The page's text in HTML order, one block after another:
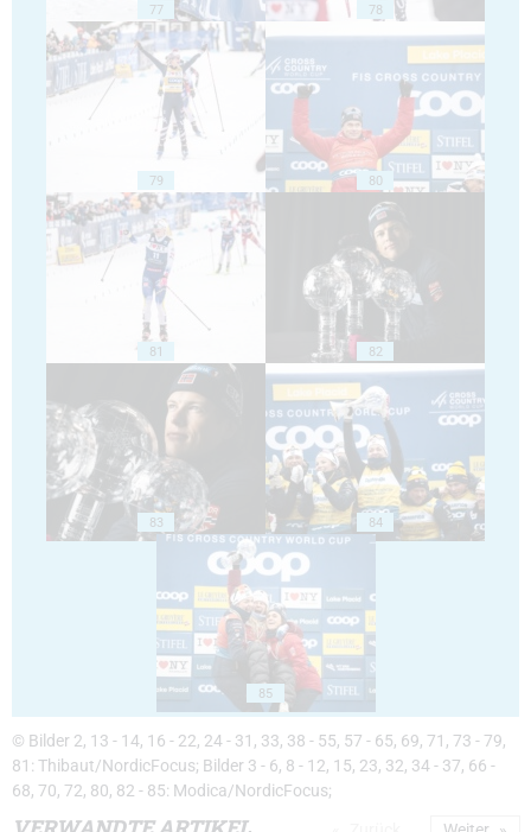
77 78
79 80
81 82
83 84
85
© Bilder 2, 13 - 14, 16 - 22, 24 - 31, 33, 38 - 55, 57 - 65, 69, 71, 73 - 79,
81: Thibaut/NordicFocus; Bilder 3 - 6, 8 - 12, 15, 23, 32, 34 - 37, 66 -
68, 70, 72, 80, 82 - 85: Modica/NordicFocus;